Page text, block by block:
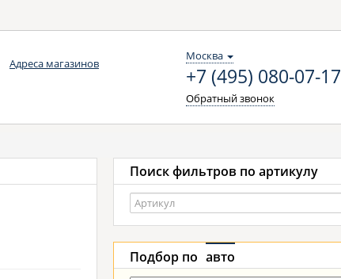
Адреса магазинов
Москва
+7 (495) 080-07-17
Обратный звонок
Поиск фильтров по артикулу
Подбор по авто